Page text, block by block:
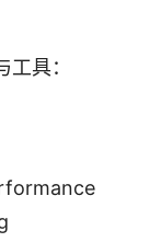
具：